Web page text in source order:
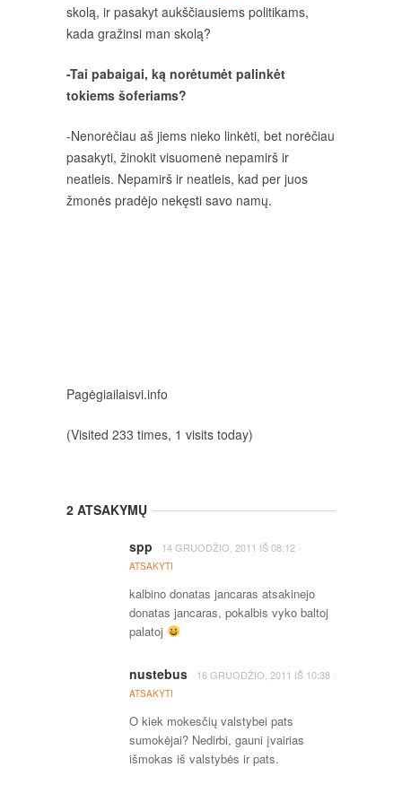
skolą, ir pasakyt aukščiausiems politikams,
kada gražinsi man skolą?
-Tai pabaigai, ką norėtumėt palinkėt
tokiems šoferiams?
-Nenorėčiau aš jiems nieko linkėti, bet norėčiau
pasakyti, žinokit visuomenė nepamirš ir
neatleis. Nepamirš ir neatleis, kad per juos
žmonės pradėjo nekęsti savo namų.
Pagėgiailaisvi.info
(Visited 233 times, 1 visits today)
2 ATSAKYMŲ
spp 14 GRUODŽIO, 2011 IŠ08:12 ·
ATSAKYTI
kalbino donatas jancaras atsakinejo
donatas jancaras, pokalbis vyko baltoj
palatoj
nustebus 16 GRUODŽIO, 2011 IŠ 10:38 ·
ATSAKYTI
O kiek mokesčių valstybei pats
sumokėjai? Nedirbi, gauni įvairias
išmokas iš valstybės ir pats.